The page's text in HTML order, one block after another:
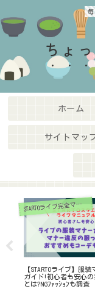
毎
ちょ
ホーム
サイトマッ
ライブ最新情報
【嵐京セラドーム】ゲ
ら座席予想!各ｴﾘｱから
神席どこ?双眼鏡のおす